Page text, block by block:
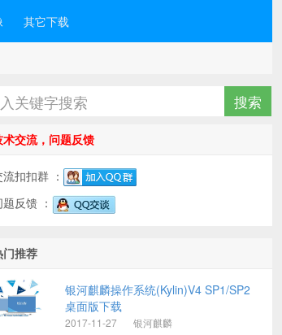
其它下载
术交流，问题反馈
扣扣群 ：
题反馈 ：
门推荐
银河麒麟操作系统(Kylin)V4 SP1/SP2
桌面版下载
2017-11-27 银河麒麟